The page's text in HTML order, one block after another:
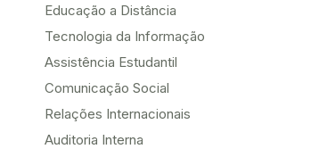
Educação a Distância
Tecnologia da Informação
Assistência Estudantil
Comunicação Social
Relações Internacionais
Auditoria Interna